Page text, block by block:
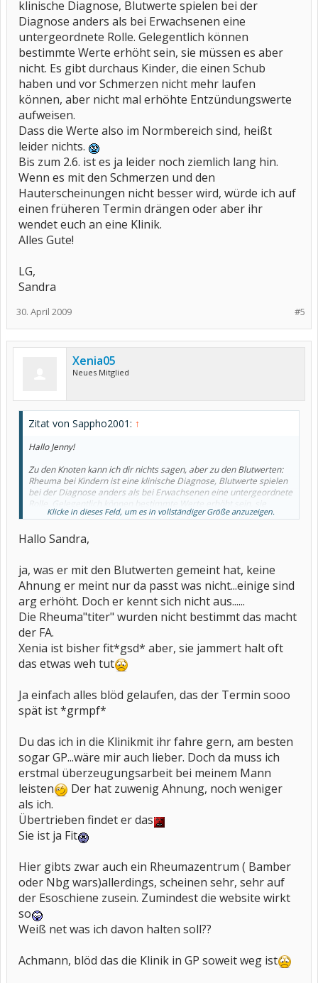
klinische Diagnose, Blutwerte spielen bei der
Diagnose anders als bei Erwachsenen eine
untergeordnete Rolle. Gelegentlich können
bestimmte Werte erhöht sein, sie müssen es aber
nicht. Es gibt durchaus Kinder, die einen Schub
haben und vor Schmerzen nicht mehr laufen
können, aber nicht mal erhöhte Entzündungswerte
aufweisen.
Dass die Werte also im Normbereich sind, heißt
leider nichts.
Bis zum 2.6. ist es ja leider noch ziemlich lang hin.
Wenn es mit den Schmerzen und den
Hauterscheinungen nicht besser wird, würde ich auf
einen früheren Termin drängen oder aber ihr
wendet euch an eine Klinik.
Alles Gute!
LG,
Sandra
#5
30. April 2009
Xenia05
Neues Mitglied
Zitat von Sappho2001: ↑
Hallo Jenny!
Zu den Knoten kann ich dir nichts sagen, aber zu den Blutwerten:
Rheuma bei Kindern ist eine klinische Diagnose, Blutwerte spielen
bei der Diagnose anders als bei Erwachsenen eine untergeordnete
Rolle. Gelegentlich können bestimmte Werte erhöht sein, sie
müssen es aber nicht. Es gibt durchaus Kinder, die einen Schub
mal erhöhte Entzündungswerte aufweisen.
Schmerzen und den Hauterscheinungen nicht besser wird, würde
ich auf einen früheren Termin drängen oder aber ihr wendet euch
an eine Klinik.
Alles Gute!
LG,
Sandra
Klicke in dieses Feld, um es in vollständiger Größe anzuzeigen.
Hallo Sandra,
ja, was er mit den Blutwerten gemeint hat, keine
Ahnung er meint nur da passt was nicht...einige sind
arg erhöht. Doch er kennt sich nicht aus......
Die Rheuma"titer" wurden nicht bestimmt das macht
der FA.
Xenia ist bisher fit*gsd* aber, sie jammert halt oft
das etwas weh tut
Ja einfach alles blöd gelaufen, das der Termin sooo
spät ist *grmpf*
Du das ich in die Klinikmit ihr fahre gern, am besten
sogar GP...wäre mir auch lieber. Doch da muss ich
erstmal überzeugungsarbeit bei meinem Mann
leisten
Der hat zuwenig Ahnung, noch weniger
als ich.
Übertrieben findet er das
Sie ist ja Fit
Hier gibts zwar auch ein Rheumazentrum ( Bamber
oder Nbg wars)allerdings, scheinen sehr, sehr auf
der Esoschiene zusein. Zumindest die website wirkt
so
Weiß net was ich davon halten soll??
Achmann, blöd das die Klinik in GP soweit weg ist